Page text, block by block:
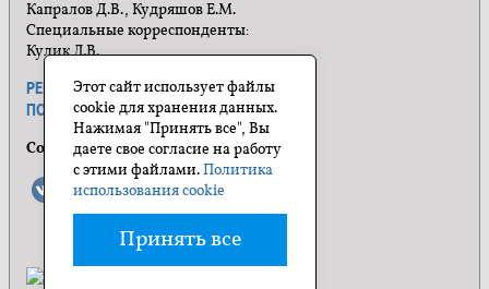
Капралов Д.В., Кудряшов Е.М.
Специальные корреспонденты:
Кулик Л.В.
РЕКЛАМА ПРАВИЛА САЙТА
ПОЛИТИКА КОНФИДЕНЦИАЛЬНОСТИ
Социальные сети
Этот сайт использует файлы
cookie для хранения данных.
Нажимая "Принять все", Вы
даете свое согласие на работу
с этими файлами.Политика
использования cookie
Принять все